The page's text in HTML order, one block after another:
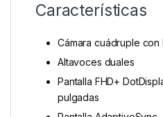
Características
Cámara cuádruple con
Altavoces duales
Pantalla FHD+
pulgadas